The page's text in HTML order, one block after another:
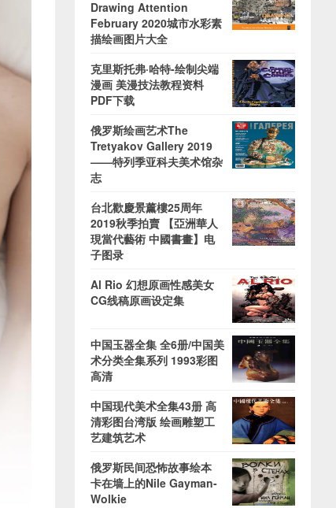
Drawing Attention
February 2020城市水彩素
描绘画图片大全
克里斯托弗·哈特-绘制尖端
漫画 美漫技法教程资料
PDF下载
俄罗斯绘画艺术The
Tretyakov Gallery 2019
——特列季亚科夫美术馆杂
志
台北歡慶景薰樓25周年
2019秋季拍賣 【亞洲華人
現當代藝術 中國書畫】电
子图录
Al Rio 幻想原画性感美女
CG线稿原画设定集
中国玉器全集 全6册/中国美
术分类全集系列 1993彩图
高清
中国现代美术全集43册 高
清彩图台湾版 绘画雕塑工
艺建筑艺术
俄罗斯民间恐怖故事绘本
卡在墙上的Nile Gayman-
Wolkie